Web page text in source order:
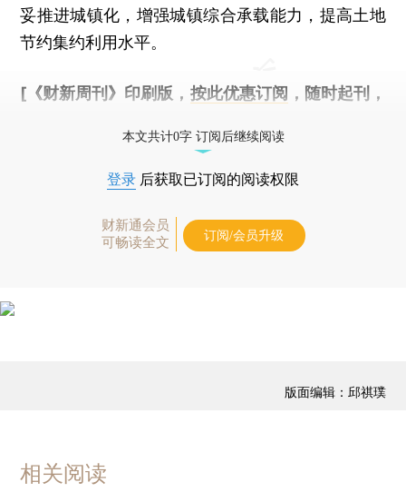
妥推进城镇化，增强城镇综合承载能力，提高土地
节约集约利用水平。
[《财新周刊》印刷版， 按此优惠订阅 ，随时起刊，
本文共计0字 订阅后继续阅读
登录 后获取已订阅的阅读权限
财新通会员
可畅读全文
订阅/会员升级
版面编辑：邱祺璞
相关阅读